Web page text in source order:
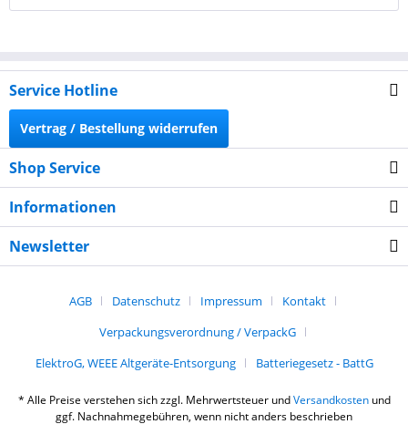
Service Hotline
Vertrag / Bestellung widerrufen
Shop Service
Informationen
Newsletter
AGB Datenschutz Impressum
Kontakt
Verpackungsverordnung / VerpackG
ElektroG, WEEE Altgeräte-Entsorgung
Batteriegesetz - BattG
* Alle Preise verstehen sich zzgl. Mehrwertsteuer undVersandkostenund
ggf. Nachnahmegebühren, wenn nicht anders beschrieben